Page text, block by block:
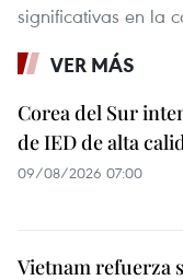
significativas en la
VER MÁS
Corea del Sur
de IED de alta
09/08/2026 07:00
Vietnam refuerza